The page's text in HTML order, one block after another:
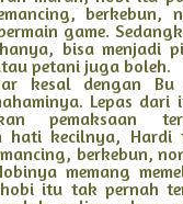
game.
bisa menjadi
petani juga boleh.
kesal dengan
Lepas
pemaksaan
hati kecilnya, Hardi
berkebun,
memang
hobi itu tak pernah